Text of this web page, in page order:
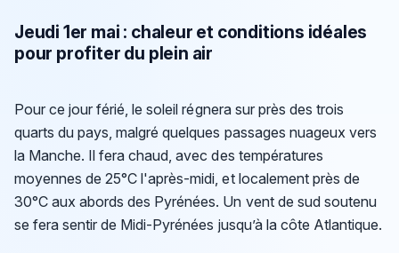
Jeudi 1er mai : chaleur et conditions idéales
pour profiter du plein air
Pour ce jour férié, le soleil régnera sur près des trois
quarts du pays, malgré quelques passages nuageux vers
la Manche. Il fera chaud, avec des températures
moyennes de 25°C l'après-midi, et localement près de
30°C aux abords des Pyrénées. Un vent de sud soutenu
se fera sentir de Midi-Pyrénées jusqu’à la côte Atlantique.